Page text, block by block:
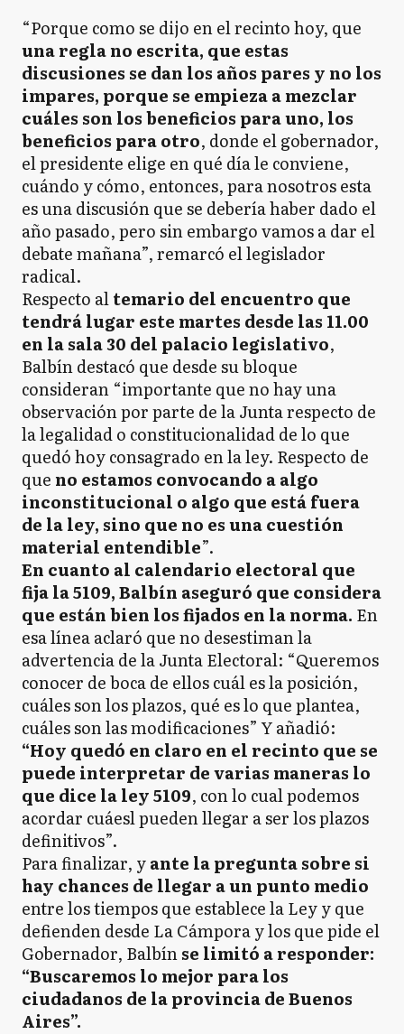
“Porque como se dijo en el recinto hoy, que
una regla no escrita, que estas
discusiones se dan los años pares y no los
impares, porque se empieza a mezclar
cuáles son los beneficios para uno, los
beneficios para otro, donde el gobernador,
el presidente elige en qué día le conviene,
cuándo y cómo, entonces, para nosotros esta
es una discusión que se debería haber dado el
año pasado, pero sin embargo vamos a dar el
debate mañana”, remarcó el legislador
radical.
Respecto altemario del encuentro que
tendrá lugar este martes desde las 11.00
en la sala 30 del palacio legislativo,
Balbín destacó que desde su bloque
consideran “importante que no hay una
observación por parte de la Junta respecto de
la legalidad o constitucionalidad de lo que
quedó hoy consagrado en la ley. Respecto de
que no estamos convocando a algo
inconstitucional o algo que está fuera
de la ley, sino que no es una cuestión
material entendible”.
En cuanto al calendario electoral que
fija la 5109, Balbín aseguró que considera
que están bien los fijados en la norma. En
esa línea aclaró que no desestiman la
advertencia de la Junta Electoral: “Queremos
conocer de boca de ellos cuál es la posición,
cuáles son los plazos, qué es lo que plantea,
cuáles son las modificaciones” Y añadió:
“Hoy quedó en claro en el recinto que se
puede interpretar de varias maneras lo
que dice la ley 5109, con lo cual podemos
acordar cuáesl pueden llegar a ser los plazos
definitivos”.
Para finalizar, yante la pregunta sobre si
hay chances de llegar a un punto medio
entre los tiempos que establece la Ley y que
defienden desde La Cámpora y los que pide el
Gobernador, Balbínse limitó a responder:
“Buscaremos lo mejor para los
ciudadanos de la provincia de Buenos
Aires”.